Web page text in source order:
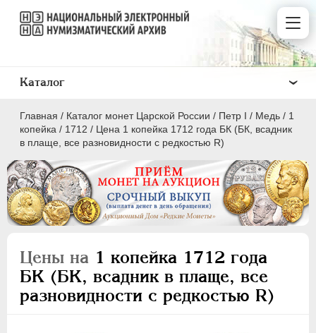
Главная / Каталог монет Царской России / Пeтр I / Медь / 1
копейка / 1712 / Цена 1 копейка 1712 года БК (БК, всадник
в плаще, все разновидности с редкостью R)
Цены на 1 копейка 1712 года
БК (БК, всадник в плаще, все
разновидности с редкостью R)
Каталог
ПEТР I 1699 - 1725
Серебро
Медь
5 копеек